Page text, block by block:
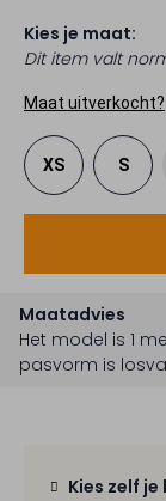
Kies je maat:
Dit item valt
Maat uitverkocht?
XS S
Maatadvies
Het model is 1
pasvorm is
Kies zelf